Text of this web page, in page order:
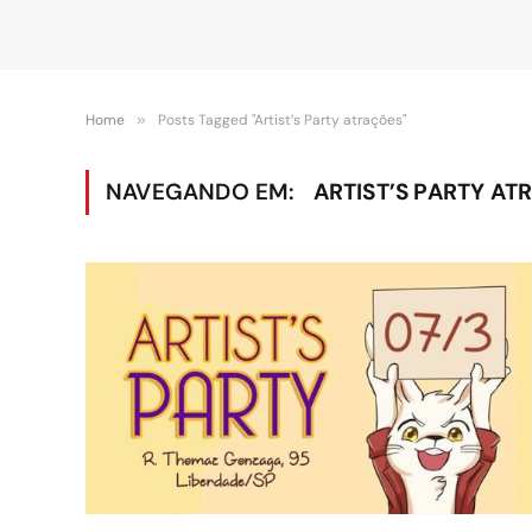
Home » Posts Tagged "Artist’s Party atrações"
NAVEGANDO EM: ARTIST’S PARTY